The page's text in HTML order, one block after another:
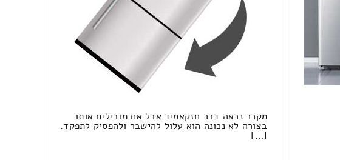
מקרר נראה דבר חזקאמיד אבל אם מובילים אותו
בצורה לא נכונה הוא עלול להישבר ולהפסיק לתפקד.
[…]